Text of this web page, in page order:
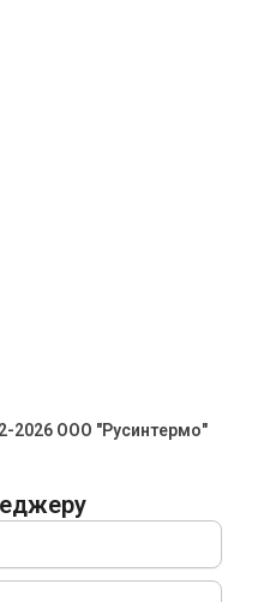
2026 ООО "Русинтермо"